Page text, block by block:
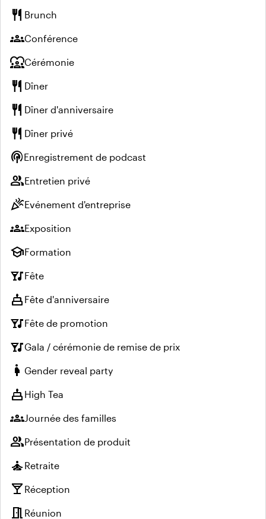
restaurant Brunch
groupsConférence
diversity_1Cérémonie
restaurant Dîner
restaurant Dîner d'anniversaire
restaurant Dîner privé
podcastsEnregistrement de podcast
groupEntretien privé
celebrationEvénement d'entreprise
groupsExposition
schoolFormation
nightlifeFête
cake Fête d'anniversaire
nightlifeFête de promotion
nightlifeGala / cérémonie de remise de prix
pregnant_woman Gender reveal party
cake High Tea
groupsJournée des familles
groupPrésentation de produit
self_improvement Retraite
local_bar Réception
meeting_room Réunion